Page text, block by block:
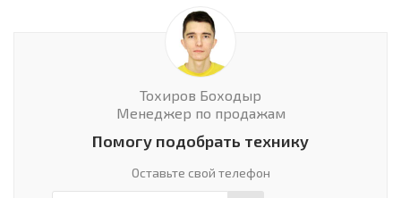
Тохиров Боходыр
Менеджер по продажам
Помогу подобрать технику
Оставьте свой телефон